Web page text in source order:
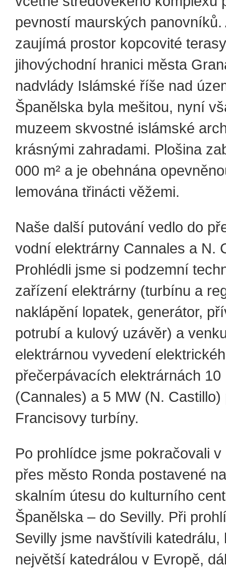
pevností maurských panovníků.
zaujímá prostor kopcovité
jihovýchodní hranici města
nadvlády Islámské říše nad
Španělska byla mešitou, nyní
muzeem skvostné islámské
krásnými zahradami. Plošina
000 m² a je obehnána
lemována třinácti věžemi.
Naše další putování vedlo do
vodní elektrárny Cannales a N.
Prohlédli jsme si podzemní
zařízení elektrárny (turbínu a
naklápění lopatek, generátor,
potrubí a kulový uzávěr) a
elektrárnou vyvedení
přečerpávacích elektrárnách 10
(Cannales) a 5 MW (N. Castillo)
Francisovy turbíny.
Po prohlídce jsme pokračovali
přes město Ronda postavené
skalním útesu do kulturního
Španělska – do Sevilly. Při
Sevilly jsme navštívili katedrálu,
největší katedrálou v Evropě,